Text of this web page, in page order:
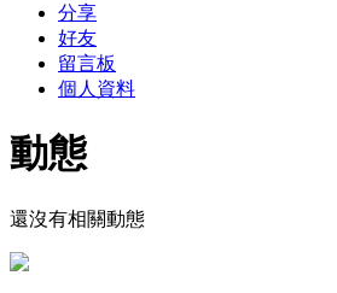
分享
好友
留言板
個人資料
動態
還沒有相關動態